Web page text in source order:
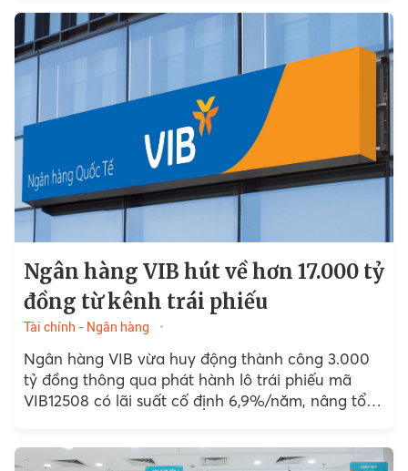
Ngân hàng VIB hút về hơn 17.000 tỷ
đồng từ kênh trái phiếu
Tài chính - Ngân hàng
Ngân hàng VIB vừa huy động thành công 3.000
tỷ đồng thông qua phát hành lô trái phiếu mã
VIB12508 có lãi suất cố định 6,9%/năm, nâng tổng